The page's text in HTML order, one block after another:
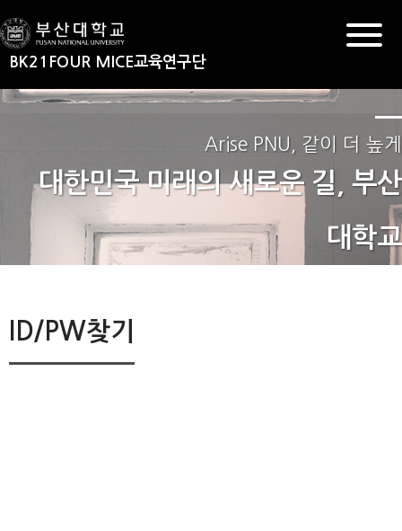
BK21FOUR MICE교육연구단
Arise PNU, 같이 더 높게
대한민국 미래의 새로운 길, 부산
대학교
ID/PW찾기